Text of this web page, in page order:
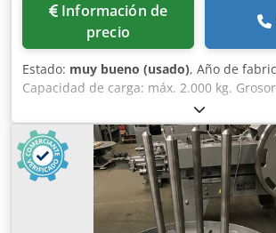
Información de
precio
Estado: muy bueno (usado), Año de
Capacidad de carga: máx. 2.000 kg.
8,0 mm Crodpfxsu S Eqho Akbjf Diámetro
1.300 mm Diámetro exterior de la bobina:
Diámetro interior de la bobina: mín. 320
bobina: máx. 1.000 mm Velocidad: 0 - 80